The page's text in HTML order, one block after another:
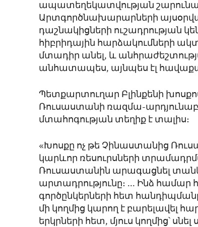
ապատեղեկատվության
Արտգործնախարարների
դաշնակիցների ուշադրության
հիբրիդային հարձակումների
մտադիր անել, և
անհատապես, այնպես էլ
Պետքարտուղար Բլինքենի
Ռուսաստանի ռազմա-
մտահոգության տեղիք է տալիս։
«Խոսքը ոչ թե Չինաստանից
կարևոր ռեսուրսների
Ռուսաստանին արագացնել
արտադրությունը։ ... Ինձ համար
գործընկերների հետ
մի կողմից կարող է բարելավել
երկրների հետ, մյուս կողմից՝